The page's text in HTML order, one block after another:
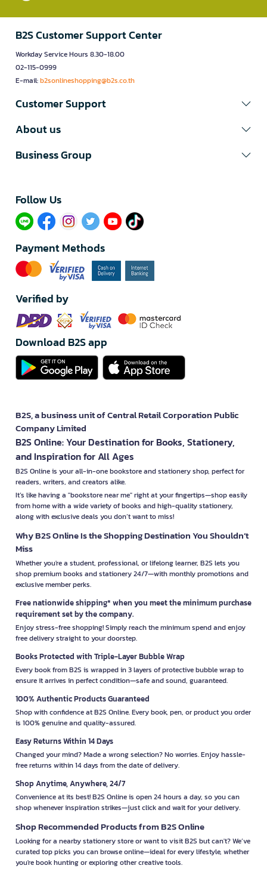
B2S Customer Support Center
Workday Service Hours 8.30-18.00
02-115-0999
E-mail:b2sonlineshopping@b2s.co.th
Customer Support
About us
Business Group
Follow Us​
Payment Methods
Verified by
Download B2S app
B2S, a business unit of Central Retail Corporation Public
Company Limited
B2S Online: Your Destination for Books, Stationery,
and Inspiration for All Ages
B2S Online is your all-in-one bookstore and stationery shop, perfect for
readers, writers, and creators alike.
It’s like having a "bookstore near me" right at your fingertips—shop easily
from home with a wide variety of books and high-quality stationery,
along with exclusive deals you don’t want to miss!
Why B2S Online Is the Shopping Destination You Shouldn’t
Miss
Whether you're a student, professional, or lifelong learner, B2S lets you
shop premium books and stationery 24/7—with monthly promotions and
exclusive member perks.
Free nationwide shipping* when you meet the minimum purchase
requirement set by the company.
Enjoy stress-free shopping! Simply reach the minimum spend and enjoy
free delivery straight to your doorstep.
Books Protected with Triple-Layer Bubble Wrap
Every book from B2S is wrapped in 3 layers of protective bubble wrap to
ensure it arrives in perfect condition—safe and sound, guaranteed.
100% Authentic Products Guaranteed
Shop with confidence at B2S Online. Every book, pen, or product you order
is 100% genuine and quality-assured.
Easy Returns Within 14 Days
Changed your mind? Made a wrong selection? No worries. Enjoy hassle-
free returns within 14 days from the date of delivery.
Shop Anytime, Anywhere, 24/7
Convenience at its best! B2S Online is open 24 hours a day, so you can
shop whenever inspiration strikes—just click and wait for your delivery.
Shop Recommended Products from B2S Online
Looking for a nearby stationery store or want to visit B2S but can't? We’ve
curated top picks you can browse online—ideal for every lifestyle, whether
you're book hunting or exploring other creative tools.